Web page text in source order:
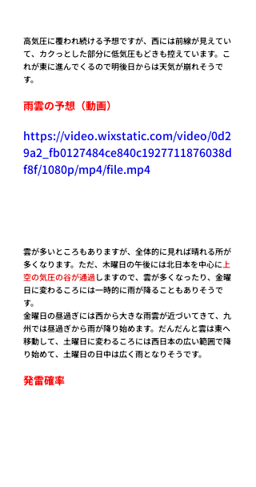
高気圧に覆われ続ける予想ですが、西には前線が見えてい
て、カクっとした部分に低気圧もどきも控えています。こ
れが東に進んでくるので明後日からは天気が崩れそうで
す。
雨雲の予想（動画）
https://video.wixstatic.com/video/0d2
9a2_fb0127484ce840c1927711876038d
f8f/1080p/mp4/file.mp4
雲が多いところもありますが、全体的に見れば晴れる所が
多くなります。ただ、木曜日の午後には北日本を中心に上
空の気圧の谷が通過しますので、雲が多くなったり、金曜
日に変わるころには一時的に雨が降ることもありそうで
す。
金曜日の昼過ぎには西から大きな雨雲が近づいてきて、九
州では昼過ぎから雨が降り始めます。だんだんと雲は東へ
移動して、土曜日に変わるころには西日本の広い範囲で降
り始めて、土曜日の日中は広く雨となりそうです。
発雷確率